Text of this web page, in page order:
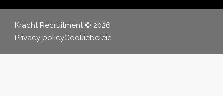
Kracht Recruitment © 2026
Privacy policyCookiebeleid